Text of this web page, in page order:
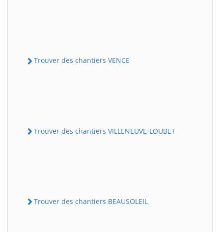
Trouver des chantiers VENCE
Trouver des chantiers VILLENEUVE-LOUBET
Trouver des chantiers BEAUSOLEIL